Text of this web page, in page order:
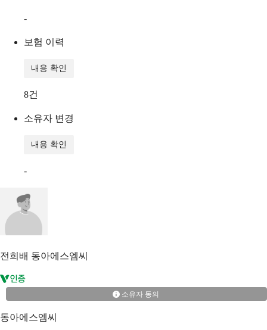
-
보험 이력
내용 확인
8건
소유자 변경
내용 확인
-
전희배 동아에스엠씨
소유자 동의
동아에스엠씨